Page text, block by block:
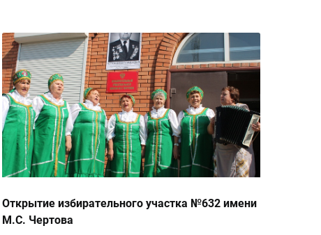
Открытие избирательного участка №632 имени
М.С. Чертова